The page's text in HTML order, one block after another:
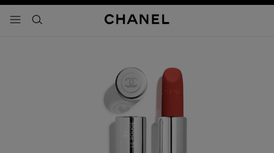
- navegación principal
buscar